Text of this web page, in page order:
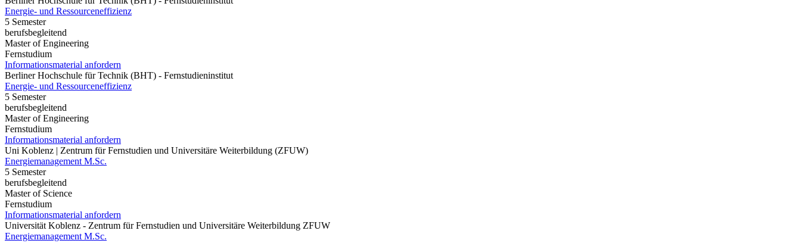
Energie- und Ressourceneffizienz
5 Semester
berufsbegleitend
Master of Engineering
Fernstudium
Informationsmaterial anfordern
Berliner Hochschule für Technik (BHT) - Fernstudieninstitut
Energie- und Ressourceneffizienz
5 Semester
berufsbegleitend
Master of Engineering
Fernstudium
Informationsmaterial anfordern
Uni Koblenz | Zentrum für Fernstudien und Universitäre Weiterbildung (ZFUW)
Energiemanagement M.Sc.
5 Semester
berufsbegleitend
Master of Science
Fernstudium
Informationsmaterial anfordern
Universität Koblenz - Zentrum für Fernstudien und Universitäre Weiterbildung ZFUW
Energiemanagement M.Sc.